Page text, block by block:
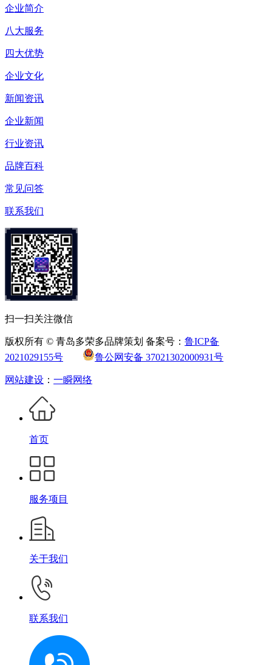
企业简介
八大服务
四大优势
企业文化
新闻资讯
企业新闻
行业资讯
品牌百科
常见问答
联系我们
扫一扫关注微信
版权所有 © 青岛多荣多品牌策划 备案号： 鲁ICP备
2021029155号
鲁公网安备 37021302000931号
网站建设 ： 一瞬网络
首页
服务项目
关于我们
联系我们